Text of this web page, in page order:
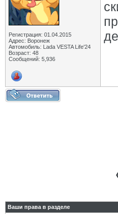
Регистрация: 01.04.2015
Адрес: Воронеж
Автомобиль: Lada VESTA Life'24
Возраст: 48
Сообщений: 5,936
Ваши права в разделе